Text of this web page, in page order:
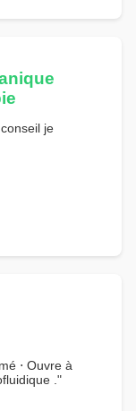
je
⋅ Ouvre à
."